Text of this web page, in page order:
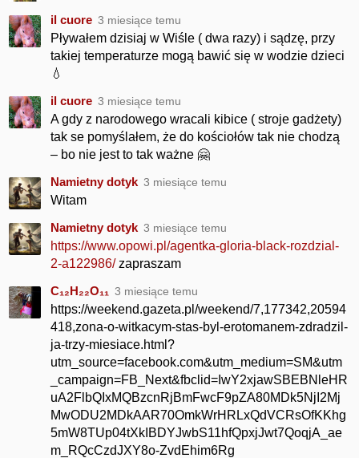
il cuore 3 miesiące temu
Pływałem dzisiaj w Wiśle ( dwa razy) i sądzę, przy
takiej temperaturze mogą bawić się w wodzie dzieci
💧
il cuore 3 miesiące temu
A gdy z narodowego wracali kibice ( stroje gadżety)
tak se pomyślałem, że do kościołów tak nie chodzą
– bo nie jest to tak ważne 🤗
Namietny dotyk 3 miesiące temu
Witam
Namietny dotyk 3 miesiące temu
https://www.opowi.pl/agentka-gloria-black-rozdzial-
2-a122986/zapraszam
C₁₂H₂₂O₁₁ 3 miesiące temu
https://weekend.gazeta.pl/weekend/7,177342,20594
418,zona-o-witkacym-stas-byl-erotomanem-zdradzil-
ja-trzy-miesiace.html?
utm_source=facebook.com&utm_medium=SM&utm
_campaign=FB_Next&fbclid=IwY2xjawSBEBNleHR
uA2FlbQIxMQBzcnRjBmFwcF9pZA80MDk5NjI2Mj
MwODU2MDkAAR70OmkWrHRLxQdVCRsOfKKhg
5mW8TUp04tXkIBDYJwbS11hfQpxjJwt7QoqjA_ae
m_RQcCzdJXY8o-ZvdEhim6Rg